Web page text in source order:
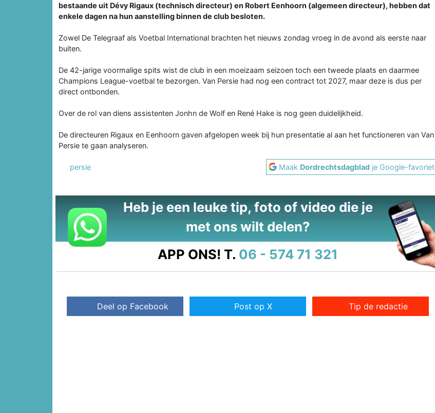
bestaande uit Dévy Rigaux (technisch directeur) en Robert Eenhoorn (algemeen directeur), hebben dat
enkele dagen na hun aanstelling binnen de club besloten.
Zowel De Telegraaf als Voetbal International brachten het nieuws zondag vroeg in de avond als eerste naar
buiten.
De 42-jarige voormalige spits wist de club in een moeizaam seizoen toch een tweede plaats en daarmee
Champions League-voetbal te bezorgen. Van Persie had nog een contract tot 2027, maar deze is dus per
direct ontbonden.
Over de rol van diens assistenten Jonhn de Wolf en René Hake is nog geen duidelijkheid.
De directeuren Rigaux en Eenhoorn gaven afgelopen week bij hun presentatie al aan het functioneren van Van
Persie te gaan analyseren.
persie Maak Dordrechtsdagblad je Google-favoriet
Heb je een leuke tip, foto of video die je
met ons wilt delen?
APP ONS! T. 06 - 574 71 321
Deel op Facebook Post op X Tip de redactie